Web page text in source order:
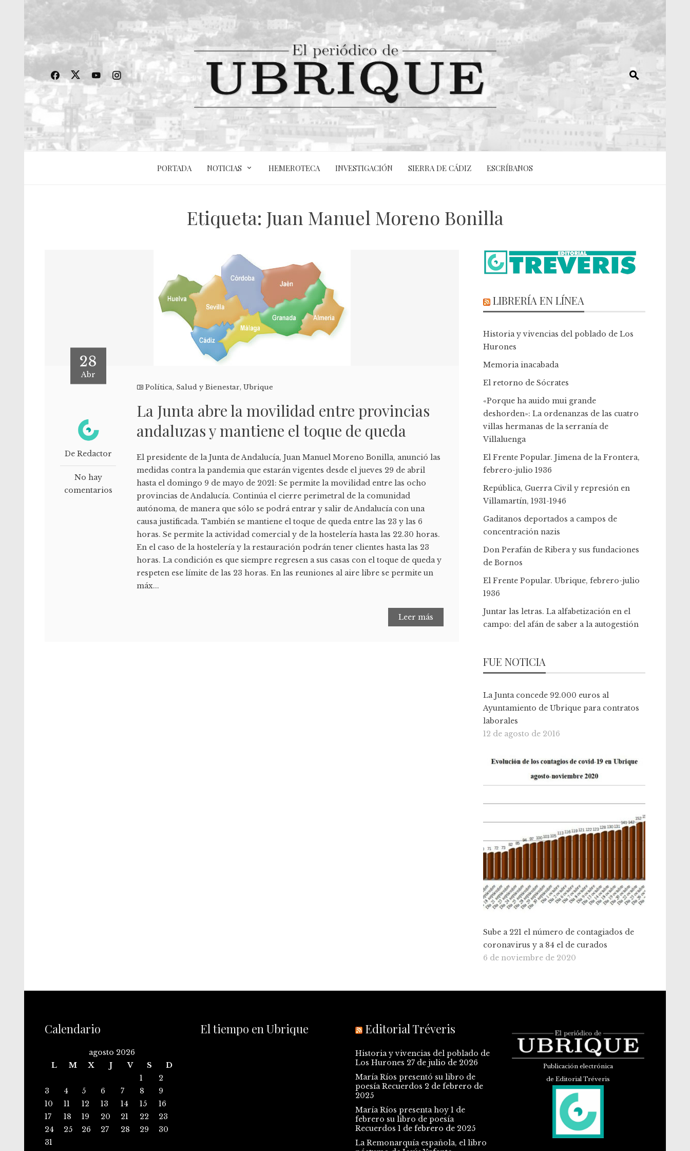
PORTADA NOTICIAS HEMEROTECA INVESTIGACIÓN SIERRA DE CÁDIZ ESCRÍBANOS
Etiqueta: Juan Manuel Moreno Bonilla
28
Abr
De Redactor
No hay
comentarios
Política, Salud y Bienestar,Ubrique
La Junta abre la movilidad entre provincias
andaluzas y mantiene el toque de queda
El presidente de la Junta de Andalucía, Juan Manuel Moreno Bonilla, anunció las
medidas contra la pandemia que estarán vigentes desde el jueves 29 de abril
hasta el domingo 9 de mayo de 2021: Se permite la movilidad entre las ocho
provincias de Andalucía. Continúa el cierre perimetral de la comunidad
autónoma, de manera que sólo se podrá entrar y salir de Andalucía con una
causa justificada. También se mantiene el toque de queda entre las 23 y las 6
horas. Se permite la actividad comercial y de la hostelería hasta las 22.30 horas.
En el caso de la hostelería y la restauración podrán tener clientes hasta las 23
horas. La condición es que siempre regresen a sus casas con el toque de queda y
respeten ese límite de las 23 horas. En las reuniones al aire libre se permite un
máx...
Leer más
LIBRERÍA EN LÍNEA
Historia y vivencias del poblado de Los
Hurones
Memoria inacabada
El retorno de Sócrates
«Porque ha auido mui grande
deshorden»: La ordenanzas de las cuatro
villas hermanas de la serranía de
Villaluenga
El Frente Popular. Jimena de la Frontera,
febrero-julio 1936
República, Guerra Civil y represión en
Villamartín, 1931-1946
Gaditanos deportados a campos de
concentración nazis
Don Perafán de Ribera y sus fundaciones
de Bornos
El Frente Popular. Ubrique, febrero-julio
1936
Juntar las letras. La alfabetización en el
campo: del afán de saber a la autogestión
FUE NOTICIA
La Junta concede 92.000 euros al
Ayuntamiento de Ubrique para contratos
laborales
12 de agosto de 2016
Sube a 221 el número de contagiados de
coronavirus y a 84 el de curados
6 de noviembre de 2020
Calendario
agosto 2026
L
M X J V S
D
1
2
3
4 5 6 7 8
9
10
11 12 13 14 15
16
17
18 19 20 21 22
23
24
25 26 27 28 29
30
31
El tiempo en Ubrique Editorial Tréveris
Historia y vivencias del poblado de
Los Hurones 27 de julio de 2026
María Ríos presentó su libro de
poesía Recuerdos 2 de febrero de
2025
María Ríos presenta hoy 1 de
febrero su libro de poesía
Recuerdos 1 de febrero de 2025
La Remonarquía española, el libro
Publicación electrónica
de Editorial Tréveris